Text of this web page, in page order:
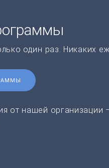
один раз. Никаких
от нашей организации